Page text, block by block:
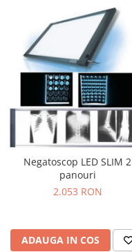
Negatoscop LED SLIM 2
panouri
2.053 RON
ADAUGA IN COS